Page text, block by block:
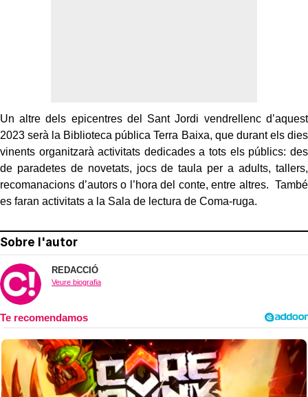
Un altre dels epicentres del Sant Jordi vendrellenc d’aquest
2023 serà la Biblioteca pública Terra Baixa, que durant els dies
vinents organitzarà activitats dedicades a tots els públics: des
de paradetes de novetats, jocs de taula per a adults, tallers,
recomanacions d’autors o l’hora del conte, entre altres. També
es faran activitats a la Sala de lectura de Coma-ruga.
Sobre l'autor
REDACCIÓ
Veure biografia